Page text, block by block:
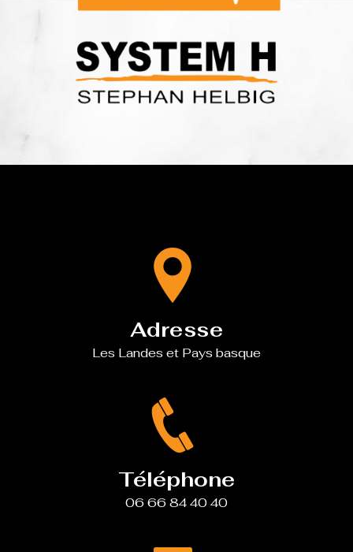
Adresse
Les Landes et Pays basque
Téléphone
06 66 84 40 40